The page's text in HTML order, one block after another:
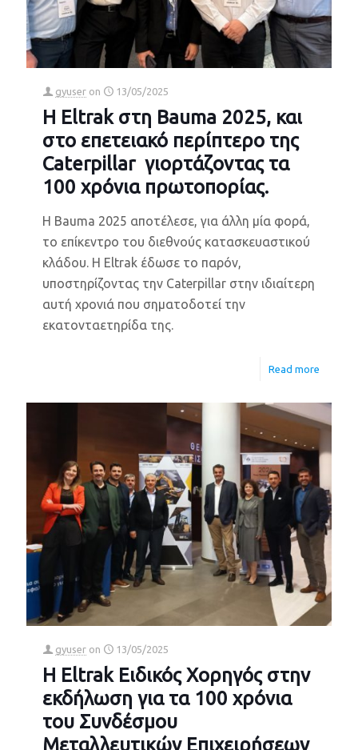
gyuser on 13/05/2025
Η Eltrak στη Bauma 2025, και
στο επετειακό περίπτερο της
Caterpillar γιορτάζοντας τα
100 χρόνια πρωτοπορίας.
Η Bauma 2025 αποτέλεσε, για άλλη μία φορά,
το επίκεντρο του διεθνούς κατασκευαστικού
κλάδου. Η Eltrak έδωσε το παρόν,
υποστηρίζοντας την Caterpillar στην ιδιαίτερη
αυτή χρονιά που σηματοδοτεί την
εκατονταετηρίδα της.
Read more
gyuser on 13/05/2025
Η Eltrak Ειδικός Χορηγός στην
εκδήλωση για τα 100 χρόνια
του Συνδέσμου
Μεταλλευτικών Επιχειρήσεων